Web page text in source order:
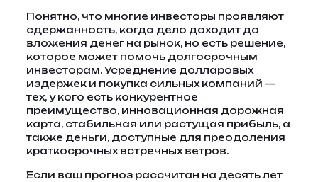
Понятно, что многие инвесторы проявляют
сдержанность, когда дело доходит до
вложения денег на рынок, но есть решение,
которое может помочь долгосрочным
инвесторам. Усреднение долларовых
издержек и покупка сильных компаний —
тех, у кого есть конкурентное
преимущество, инновационная дорожная
карта, стабильная или растущая прибыль, а
также деньги, доступные для преодоления
краткосрочных встречных ветров.
Если ваш прогноз рассчитан на десять лет